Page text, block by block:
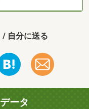
/ 自分に送る
ータ